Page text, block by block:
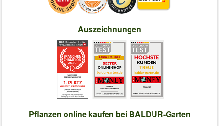
Auszeichnungen
Pflanzen online kaufen bei BALDUR-Garten